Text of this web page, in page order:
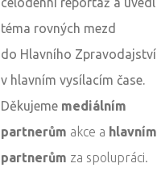
téma rovných mezd
do Hlavního Zpravodajství
v hlavním vysílacím čase.
Děkujeme mediálním
partnerům akce a hlavním
partnerům za spolupráci.